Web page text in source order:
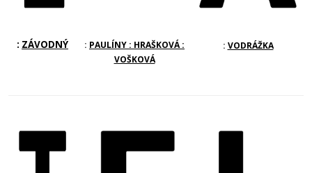
: ZÁVODNÝ : PAULÍNY : HRAŠKOVÁ :
VOŠKOVÁ
: VODRÁŽKA